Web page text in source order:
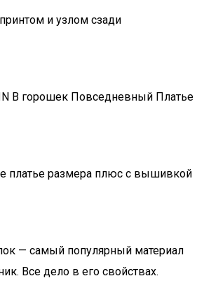
и узлом сзади
В горошек Повседневный Платье
платье размера плюс с вышивкой
— самый популярный материал
Все дело в его свойствах.